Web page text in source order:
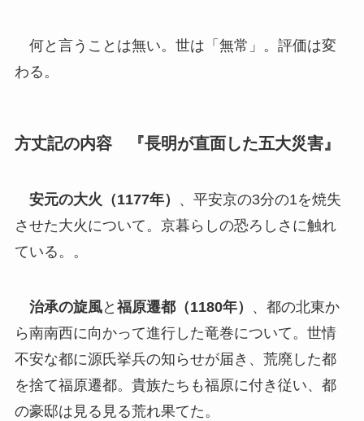
何と言うことは無い。世は「無常」。評価は変
わる。
方丈記の内容 『長明が直面した五大災害』
安元の大火（1177年）
、平安京の3分の1を焼失
させた大火について。京暮らしの恐ろしさに触れ
ている。。
治承の旋風と 福原遷都（1180年）
、都の北東か
ら南南西に向かって進行した竜巻について。世情
不安な都に源氏挙兵の知らせが届き、荒廃した都
を捨て福原遷都。貴族たちも福原に付き従い、都
の豪邸は見る見る荒れ果てた。